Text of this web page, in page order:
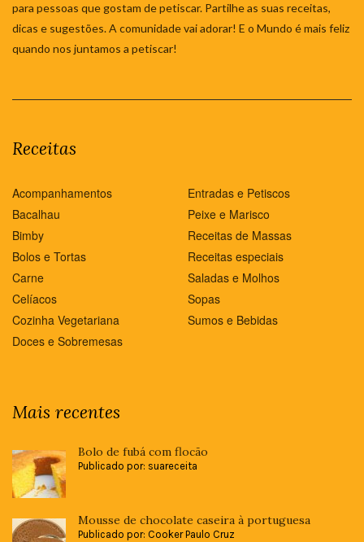
para pessoas que gostam de petiscar. Partilhe as suas receitas,
dicas e sugestões. A comunidade vai adorar! E o Mundo é mais feliz
quando nos juntamos a petiscar!
Receitas
Acompanhamentos
Bacalhau
Bimby
Bolos e Tortas
Carne
Celíacos
Cozinha Vegetariana
Doces e Sobremesas
Entradas e Petiscos
Peixe e Marisco
Receitas de Massas
Receitas especiais
Saladas e Molhos
Sopas
Sumos e Bebidas
Mais recentes
Bolo de fubá com flocão
Publicado por: suareceita
Mousse de chocolate caseira à portuguesa
Publicado por: Cooker Paulo Cruz